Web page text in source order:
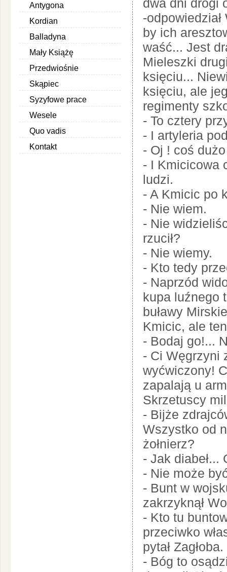
Antygona
Kordian
Balladyna
Mały Książę
Przedwiośnie
Skąpiec
Syzyfowe prace
Wesele
Quo vadis
Kontakt
dwa dni drogi
-
by ich
waść... Jest
Mieleszki
księciu...
księciu, ale
regimenty
- To cztery
- I artyleria
- Oj ! coś
- I Kmicicowa
ludzi.
- A Kmicic po
- Nie wiem.
- Nie
rzucił?
- Nie wiemy.
- Kto tedy
- Naprzód
kupa luźnego
buławy
Kmicic, ale
- Bodaj go!...
- Ci Węgrzyni
wyćwiczony!
zapalają u
Skrzetuscy
- Bijże
Wszystko od
żołnierz?
- Jak diabeł...
- Nie może
- Bunt w
zakrzyknął
- Kto tu
przeciwko
pytał Zagłoba.
- Bóg to